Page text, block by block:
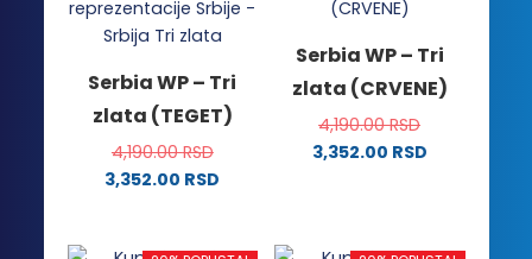
Serbia WP – Tri
zlata (TEGET)
4,190.00RSD
3,352.00 RSD
Serbia WP – Tri
zlata (CRVENE)
4,190.00RSD
3,352.00 RSD